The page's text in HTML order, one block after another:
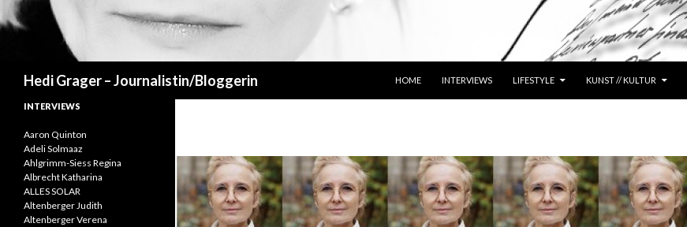
Hedi Grager – Journalistin/Bloggerin
HOME
INTERVIEWS LIFESTYLE KUNST // KULTUR
INTERVIEWS
Aaron Quinton
Adeli Solmaaz
Ahlgrimm-Siess Regina
Albrecht Katharina
ALLES SOLAR
Altenberger Judith
Altenberger Verena